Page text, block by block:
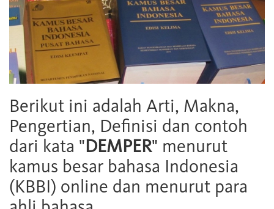
Berikut ini adalah Arti, Makna,
Pengertian, Definisi dan contoh
dari kata "DEMPER" menurut
kamus besar bahasa Indonesia
(KBBI) online dan menurut para